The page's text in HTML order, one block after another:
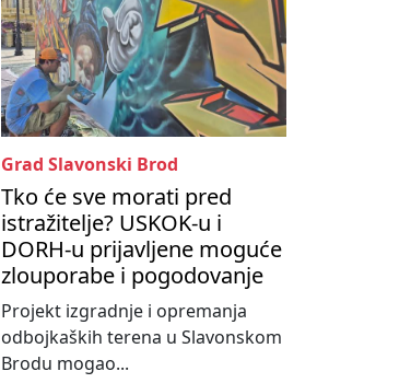
Grad Slavonski Brod
Tko će sve morati pred
istražitelje? USKOK-u i
DORH-u prijavljene moguće
zlouporabe i pogodovanje
Projekt izgradnje i opremanja
odbojkaških terena u Slavonskom
Brodu mogao...